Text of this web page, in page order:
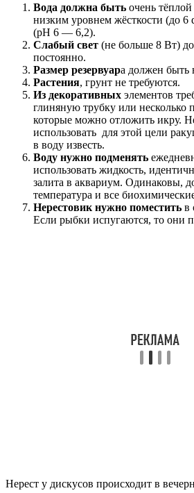
Вода должна быть очень
низким уровнем жёсткости (до 6
(рН 6 — 6,2).
Слабый свет (не больше 8 Вт)
постоянно.
Размер резервуара должен быть
Растения, грунт не требуются.
Из декоративных элементов
глиняную трубку или несколько
которые можно отложить икру.
использовать для этой цели
в воду известь.
Воду нужно подменять
использовать жидкость,
залита в аквариум. Одинаковы,
температура и все
Нерестовик нужно поместить в
Если рыбки испугаются, то они
Нерест у дискусов происходит в